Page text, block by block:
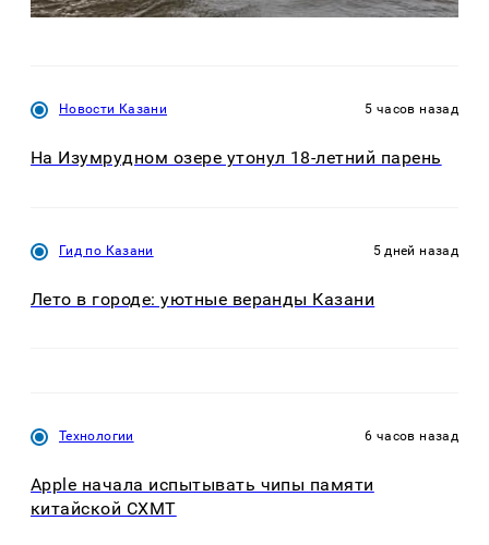
Новости Казани 5 часов назад
На Изумрудном озере утонул 18-летний парень
Гид по Казани 5 дней назад
Лето в городе: уютные веранды Казани
Технологии 6 часов назад
Apple начала испытывать чипы памяти
китайской CXMT